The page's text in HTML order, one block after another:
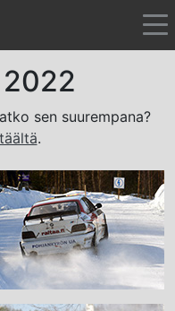
2022
sen suurempana?
täältä.